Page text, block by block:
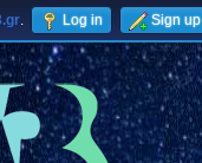
. Log in Sign up